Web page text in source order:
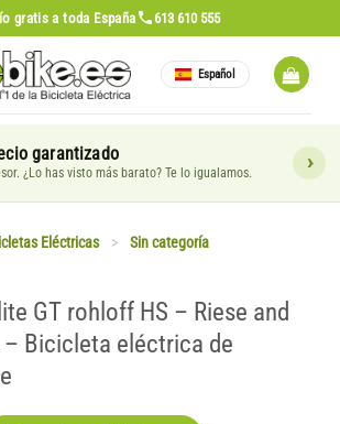
gratis a toda España 613 610 555
Español
garantizado
¿Lo has visto más barato? Te lo igualamos.
Eléctricas > Sin categoría
GT rohloff HS – Riese and
Bicicleta eléctrica de